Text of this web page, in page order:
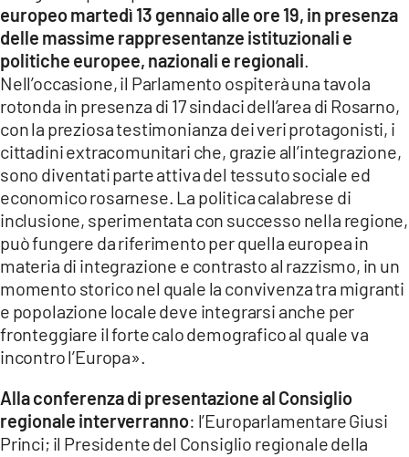
europeo martedì 13 gennaio alle ore 19, in presenza
delle massime rappresentanze istituzionali e
politiche europee, nazionali e regionali
Nell’occasione, il Parlamento ospiterà una tavola
rotonda in presenza di 17 sindaci dell’area di Rosarno,
con la preziosa testimonianza dei veri protagonisti, i
cittadini extracomunitari che, grazie all’integrazione,
sono diventati parte attiva del tessuto sociale ed
economico rosarnese. La politica calabrese di
inclusione, sperimentata con successo nella regione,
può fungere da riferimento per quella europea in
materia di integrazione e contrasto al razzismo, in un
momento storico nel quale la convivenza tra migranti
e popolazione locale deve integrarsi anche per
fronteggiare il forte calo demografico al quale va
incontro l’Europa».
Alla conferenza di presentazione al Consiglio
regionale interverranno: l’Europarlamentare Giusi
Princi; il Presidente del Consiglio regionale della